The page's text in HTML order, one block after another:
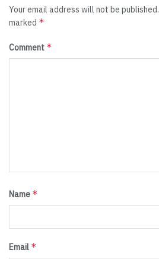
Your email address will not be published.
marked *
Comment *
Name *
Email *